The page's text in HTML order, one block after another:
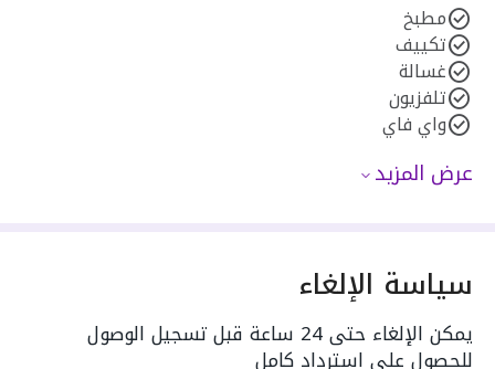
مطبخ
تكييف
غسالة
تلفزيون
واي فاي
عرض المزيد
سياسة الإلغاء
يمكن الإلغاء حتى 24 ساعة قبل تسجيل الوصول
للحصول على استرداد كامل